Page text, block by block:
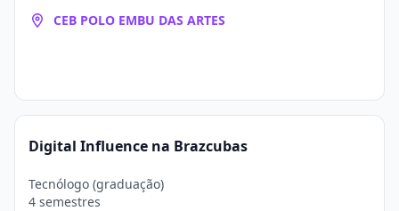
CEB POLO EMBU DAS ARTES
Digital Influence na Brazcubas
Tecnólogo (graduação)
4 semestres